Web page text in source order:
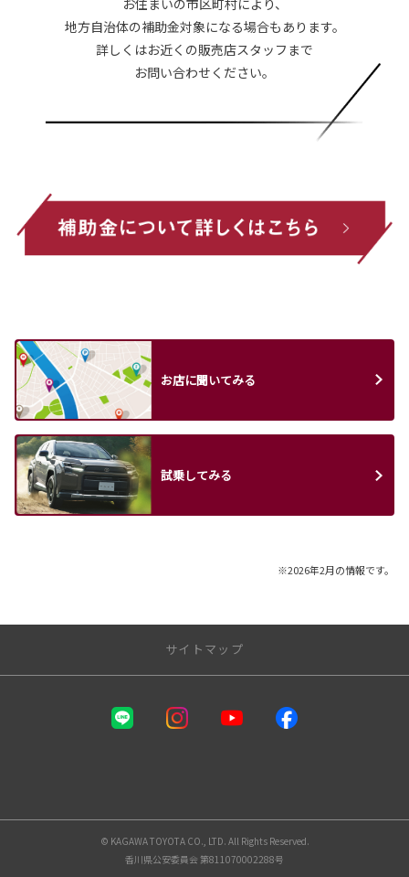
お住まいの市区町村により、
地方自治体の補助金対象になる場合もあります。
詳しくはお近くの販売店スタッフまで
お問い合わせください。
お店に聞いてみる
試乗してみる
※2026年2月の情報です。
サイトマップ
屋島店
© KAGAWA TOYOTA CO., LTD. All Rights Reserved.
香川県公安委員会 第811070002288号